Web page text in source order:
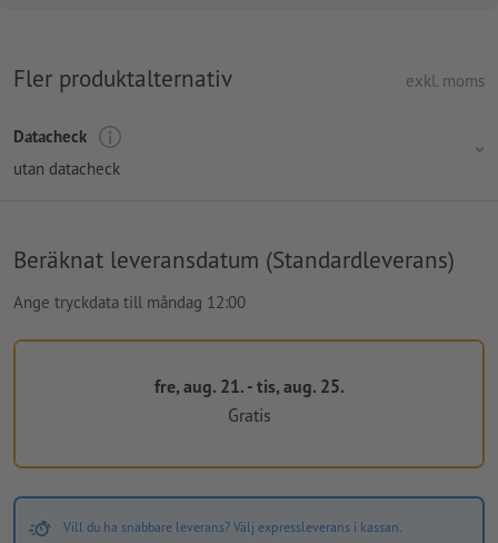
Fler produktalternativ exkl. moms
Datacheck
utan datacheck
Beräknat leveransdatum (Standardleverans)
Ange tryckdata till måndag 12:00
fre, aug. 21. - tis, aug. 25.
Gratis
Vill du ha snabbare leverans? Välj expressleverans i kassan.